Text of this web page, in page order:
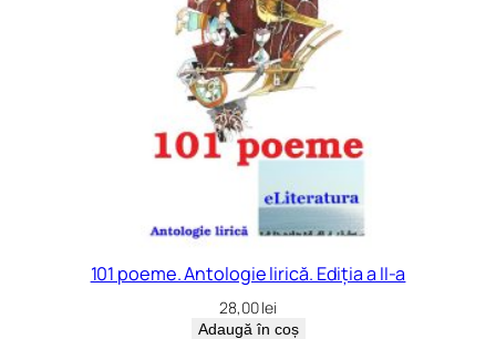
101 poeme. Antologie lirică. Ediția a II-a
28,00lei
Adaugă în coș